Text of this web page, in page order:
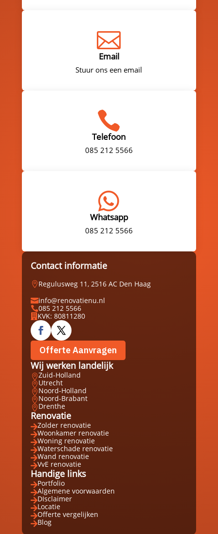

Email
Stuur ons een email

Telefoon
085 212 5566

Whatsapp
085 212 5566
Contact informatie
Regulusweg 11, 2516 AC Den Haag
info@renovatienu.nl
085 212 5566
 KVK: 80811280
Offerte Aanvragen
Wij werken landelijk
Zuid-Holland
Utrecht
Noord-Holland
Noord-Brabant
Drenthe
Renovatie
Zolder renovatie
Woonkamer renovatie
Woning renovatie
Waterschade renovatie
Wand renovatie
VvE renovatie
Handige links
Portfolio
Algemene voorwaarden
DIsclaimer
Locatie
Offerte vergelijken
Blog